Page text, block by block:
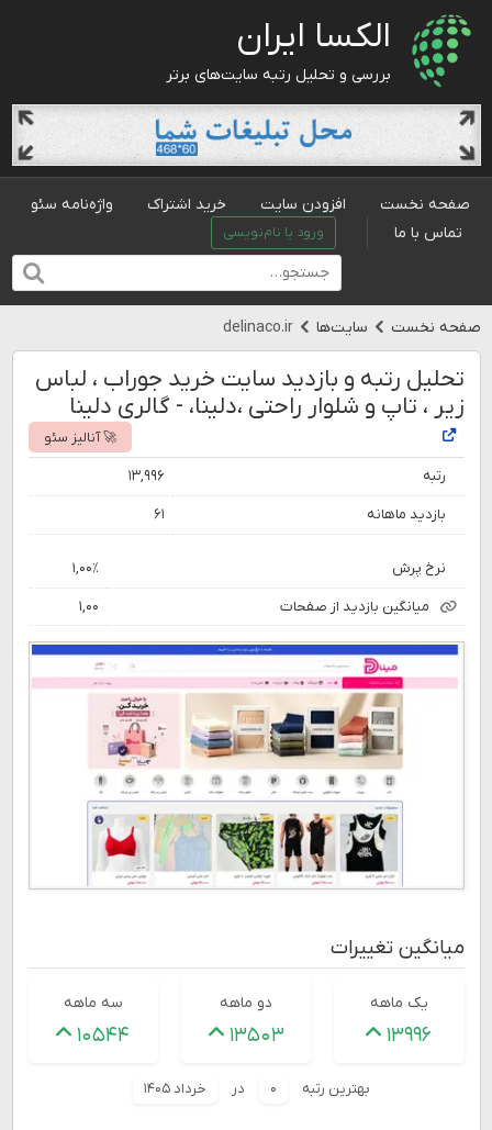
الکسا ایران
بررسی و تحلیل رتبه سایت‌های برتر
صفحه نخست افزودن سایت خرید اشتراک
واژه‌نامه سئو
تماس با ما
ورود یا نام‌نویسی
صفحه نخست سایت‌ها delinaco.ir
تحلیل رتبه و بازدید سایت خرید جوراب ، لباس
زیر ، تاپ و شلوار راحتی ،دلینا، - گالری دلینا
🚀 آنالیز سئو
رتبه ۱۳,۹۹۶
بازدید ماهانه ۶۱
نرخ پرش ۱,۰۰٪
میانگین بازدید از صفحات ۱,۰۰
میانگین تغییرات
یک ماهه
۱۳۹۹۶
دو ماهه
۱۳۵۰۳
سه ماهه
۱۰۵۴۴
بهترین رتبه ۰ در خرداد ۱۴۰۵